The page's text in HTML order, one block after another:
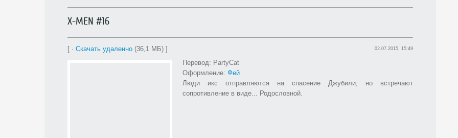
X-MEN #16
[ · Скачать удаленно (36,1 МБ) ] 02.07.2015, 15:49
Перевод: PartyCat
Оформление: Фей
Люди икс отправляются на спасение Джубили, но встречают
сопротивление в виде... Родословной.